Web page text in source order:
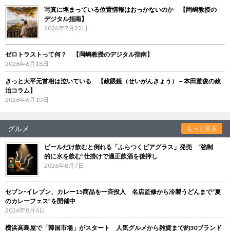
写真に埋まっている位置情報はおっかないのか 【岡嶋教授の
デジタル指南】
2026年7月22日
ゼロトラストって何？ 【岡嶋教授のデジタル指南】
2026年6月18日
きっと大平元首相は泣いている 【政眼鏡（せいがんきょう）－本田雅俊の政
治コラム】
2026年6月10日
グルメ もっと見る
ビールだけ飲むと倒れる「ふらつくビアグラス」発売 “強制
的に水を飲む”仕掛けで適正飲酒を後押し
2026年8月7日
セブン‐イレブン、カレー15商品を一斉投入 名店監修から冷製うどんまで“夏
のカレーフェス”を開催中
2026年8月6日
横浜高島屋で「韓国市場」がスタート 人気グルメから雑貨まで約30ブランド